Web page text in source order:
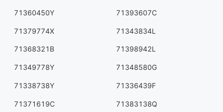
71360450Y 71393607C
71379774X 71343834L
71368321B 71398942L
71349778Y 71348580G
71338738Y 71336439F
71371619C 71383138Q